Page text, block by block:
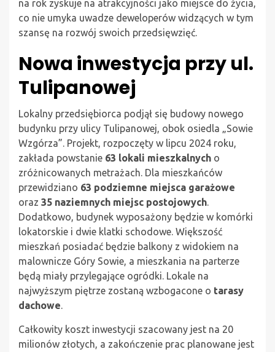
na rok zyskuje na atrakcyjności jako miejsce do życia,
co nie umyka uwadze deweloperów widzących w tym
szansę na rozwój swoich przedsięwzięć.
Nowa inwestycja przy ul.
Tulipanowej
Lokalny przedsiębiorca podjął się budowy nowego
budynku przy ulicy Tulipanowej, obok osiedla „Sowie
Wzgórza”. Projekt, rozpoczęty w lipcu 2024 roku,
zakłada powstanie 63 lokali mieszkalnych o
zróżnicowanych metrażach. Dla mieszkańców
przewidziano 63 podziemne miejsca garażowe
oraz 35 naziemnych miejsc postojowych.
Dodatkowo, budynek wyposażony będzie w komórki
lokatorskie i dwie klatki schodowe. Większość
mieszkań posiadać będzie balkony z widokiem na
malownicze Góry Sowie, a mieszkania na parterze
będą miały przylegające ogródki. Lokale na
najwyższym piętrze zostaną wzbogacone o tarasy
dachowe.
Całkowity koszt inwestycji szacowany jest na 20
milionów złotych, a zakończenie prac planowane jest